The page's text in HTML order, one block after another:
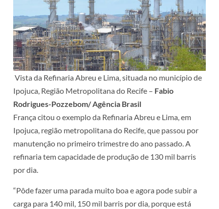
Vista da Refinaria Abreu e Lima, situada no município de
Ipojuca, Região Metropolitana do Recife – Fabio
Rodrigues-Pozzebom/ Agência Brasil
França citou o exemplo da Refinaria Abreu e Lima, em
Ipojuca, região metropolitana do Recife, que passou por
manutenção no primeiro trimestre do ano passado. A
refinaria tem capacidade de produção de 130 mil barris
por dia.
“Pôde fazer uma parada muito boa e agora pode subir a
carga para 140 mil, 150 mil barris por dia, porque está